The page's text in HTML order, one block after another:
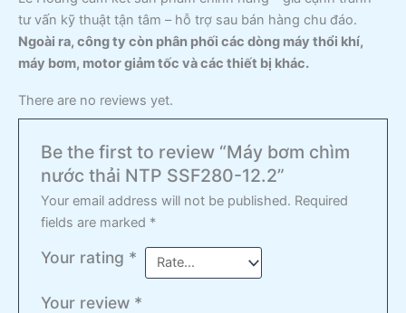
tư vấn kỹ thuật tận tâm – hỗ trợ sau bán hàng chu đáo.
Ngoài ra, công ty còn phân phối các dòng máy thổi khí,
máy bơm, motor giảm tốc và các thiết bị khác.
There are no reviews yet.
Be the first to review “Máy bơm chìm
nước thải NTP SSF280-12.2”
Your email address will not be published. Required
fields are marked *
Your rating *
Your review *